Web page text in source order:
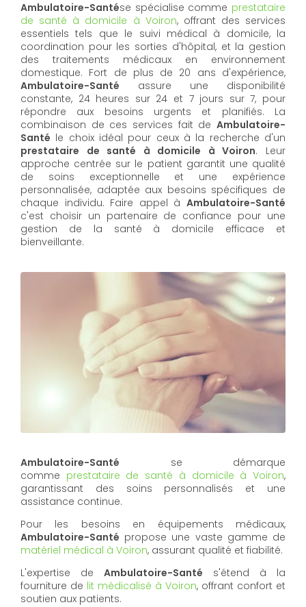
Ambulatoire-Santése spécialise comme prestataire
de santé à domicile à Voiron, offrant des services
essentiels tels que le suivi médical à domicile, la
coordination pour les sorties d'hôpital, et la gestion
des traitements médicaux en environnement
domestique. Fort de plus de 20 ans d'expérience,
Ambulatoire-Santé assure une disponibilité
constante, 24 heures sur 24 et 7 jours sur 7, pour
répondre aux besoins urgents et planifiés. La
combinaison de ces services fait de Ambulatoire-
Santé le choix idéal pour ceux à la recherche d'un
prestataire de santé à domicile à Voiron. Leur
approche centrée sur le patient garantit une qualité
de soins exceptionnelle et une expérience
personnalisée, adaptée aux besoins spécifiques de
chaque individu. Faire appel à Ambulatoire-Santé
c'est choisir un partenaire de confiance pour une
gestion de la santé à domicile efficace et
bienveillante.
Ambulatoire-Santé se démarque
comme prestataire de santé à domicile à Voiron,
garantissant des soins personnalisés et une
assistance continue.
Pour les besoins en équipements médicaux,
Ambulatoire-Santé propose une vaste gamme de
matériel médical à Voiron, assurant qualité et fiabilité.
L'expertise de Ambulatoire-Santé s'étend à la
fourniture de lit médicalisé à Voiron, offrant confort et
soutien aux patients.